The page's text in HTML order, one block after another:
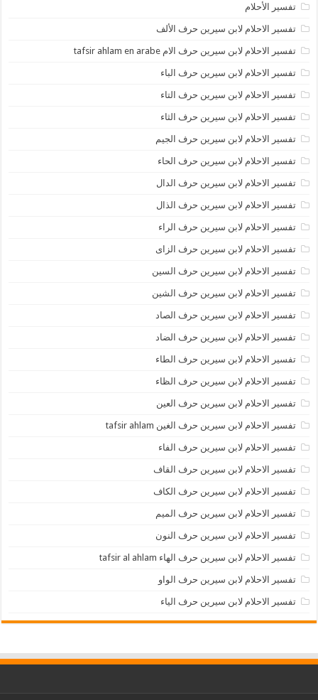
تفسير الأحلام
تفسير الاحلام لابن سيرين حرف الألف
تفسير الاحلام لابن سيرين حرف الام tafsir ahlam en arabe
تفسير الاحلام لابن سيرين حرف الباء
تفسير الاحلام لابن سيرين حرف التاء
تفسير الاحلام لابن سيرين حرف الثاء
تفسير الاحلام لابن سيرين حرف الجيم
تفسير الاحلام لابن سيرين حرف الحاء
تفسير الاحلام لابن سيرين حرف الدال
تفسير الاحلام لابن سيرين حرف الذال
تفسير الاحلام لابن سيرين حرف الراء
تفسير الاحلام لابن سيرين حرف الزاى
تفسير الاحلام لابن سيرين حرف السين
تفسير الاحلام لابن سيرين حرف الشين
تفسير الاحلام لابن سيرين حرف الصاد
تفسير الاحلام لابن سيرين حرف الضاد
تفسير الاحلام لابن سيرين حرف الطاء
تفسير الاحلام لابن سيرين حرف الظاء
تفسير الاحلام لابن سيرين حرف العين
تفسير الاحلام لابن سيرين حرف الغين tafsir ahlam
تفسير الاحلام لابن سيرين حرف الفاء
تفسير الاحلام لابن سيرين حرف القاف
تفسير الاحلام لابن سيرين حرف الكاف
تفسير الاحلام لابن سيرين حرف الميم
تفسير الاحلام لابن سيرين حرف النون
تفسير الاحلام لابن سيرين حرف الهاء tafsir al ahlam
تفسير الاحلام لابن سيرين حرف الواو
تفسير الاحلام لابن سيرين حرف الياء